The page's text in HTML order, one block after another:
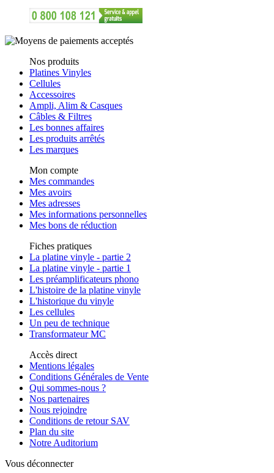
Nos produits
Platines Vinyles
Cellules
Accessoires
Ampli, Alim & Casques
Câbles & Filtres
Les bonnes affaires
Les produits arrêtés
Les marques
Mon compte
Mes commandes
Mes avoirs
Mes adresses
Mes informations personnelles
Mes bons de réduction
Fiches pratiques
La platine vinyle - partie 2
La platine vinyle - partie 1
Les préamplificateurs phono
L'histoire de la platine vinyle
L'historique du vinyle
Les cellules
Un peu de technique
Transformateur MC
Accès direct
Mentions légales
Conditions Générales de Vente
Qui sommes-nous ?
Nos partenaires
Nous rejoindre
Conditions de retour SAV
Plan du site
Notre Auditorium
Vous déconnecter